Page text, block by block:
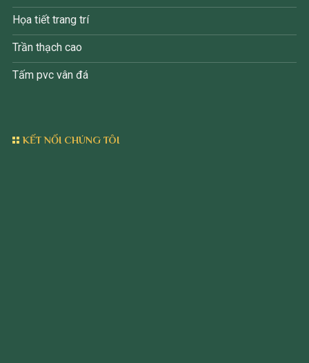
Họa tiết trang trí
Trần thạch cao
Tấm pvc vân đá
KẾT NỐI CHÚNG TÔI